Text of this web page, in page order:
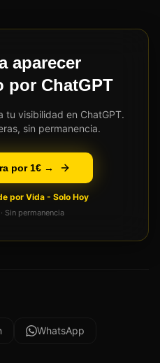
aparecer
por ChatGPT
tu visibilidad en ChatGPT.
sin permanencia.
por 1€ →
por Vida - Solo Hoy
Sin permanencia
WhatsApp